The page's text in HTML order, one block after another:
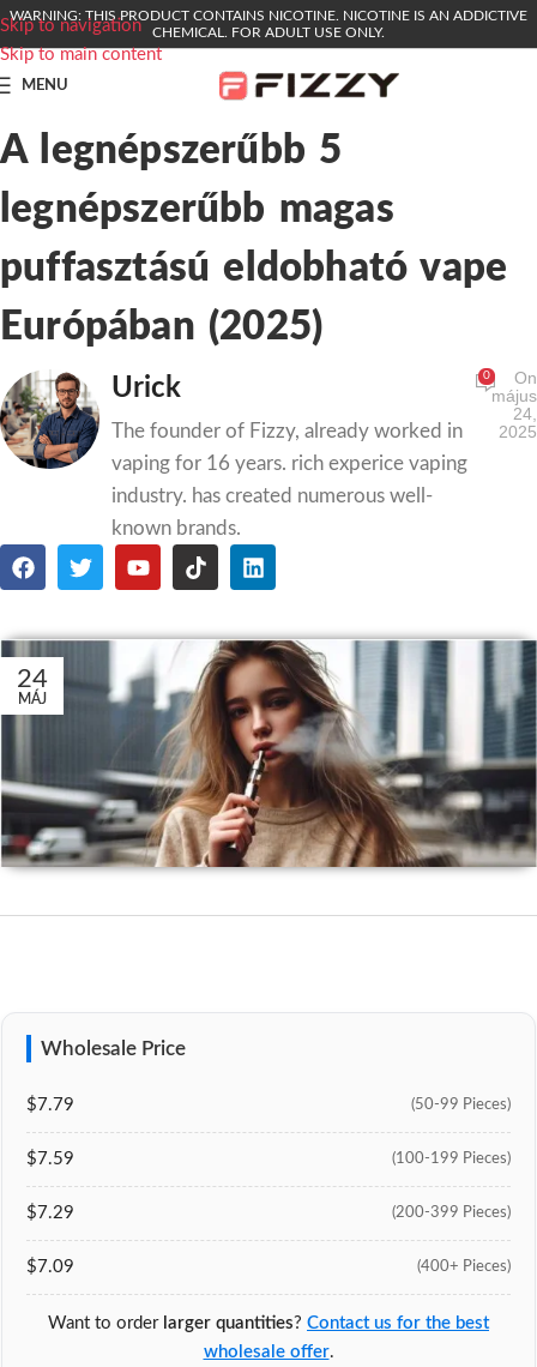
Skip to navigation
Skip to main content
WARNING: THIS PRODUCT CONTAINS NICOTINE. NICOTINE IS AN ADDICTIVE
CHEMICAL. FOR ADULT USE ONLY.
MENU
A legnépszerűbb 5
legnépszerűbb magas
puffasztású eldobható vape
Európában (2025)
Urick
The founder of Fizzy, already worked in
vaping for 16 years. rich experice vaping
industry. has created numerous well-
known brands.
0
On
május
24,
2025
24
MÁJ
Wholesale Price
$7.79 (50-99 Pieces)
$7.59 (100-199 Pieces)
$7.29 (200-399 Pieces)
$7.09 (400+ Pieces)
Want to order larger quantities? Contact us for the best
wholesale offer.